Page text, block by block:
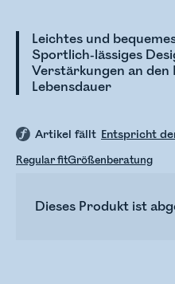
Leichtes und
Sportlich-lässiges
Verstärkungen an den
Lebensdauer
Artikel fällt Entspricht
Regular fitGrößenberatung
Dieses Produkt ist